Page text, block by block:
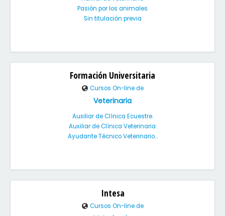
Pasión por los animales
Sin titulación previa
Formación Universitaria
Cursos On-line de
Veterinaria
Auxiliar de Clínica Ecuestre.
Auxiliar de Clínica Veterinaria.
Ayudante Técnico Veterinario...
Intesa
Cursos On-line de